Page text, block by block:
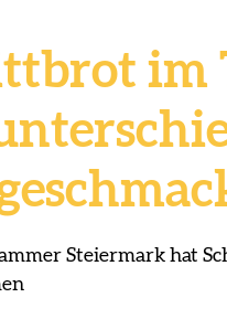
im
Steiermark hat